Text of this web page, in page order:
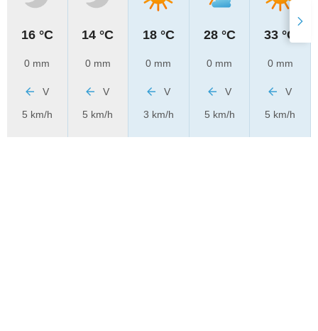
16 °C
0 mm
V
5 km/h
14 °C
0 mm
V
5 km/h
18 °C
0 mm
V
3 km/h
28 °C
0 mm
V
5 km/h
33 °C
0 mm
V
5 km/h